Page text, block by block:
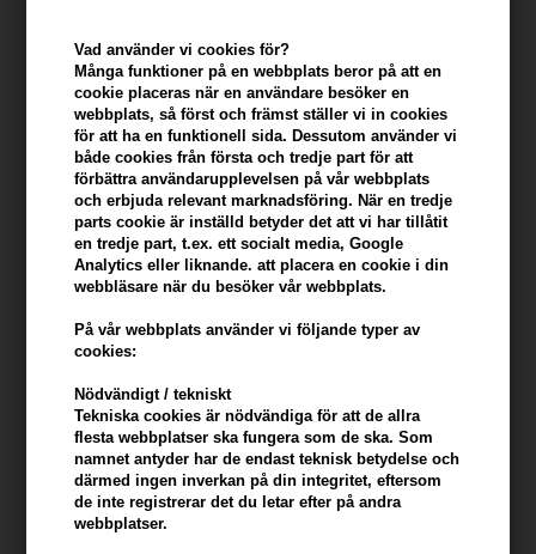
Vad använder vi cookies för?
Många funktioner på en webbplats beror på att en
cookie placeras när en användare besöker en
webbplats, så först och främst ställer vi in ​​cookies
för att ha en funktionell sida. Dessutom använder vi
både cookies från första och tredje part för att
förbättra användarupplevelsen på vår webbplats
och erbjuda relevant marknadsföring. När en tredje
parts cookie är inställd betyder det att vi har tillåtit
en tredje part, t.ex. ett socialt media, Google
Analytics eller liknande. att placera en cookie i din
webbläsare när du besöker vår webbplats.
På vår webbplats använder vi följande typer av
cookies:
Nödvändigt / tekniskt
Tekniska cookies är nödvändiga för att de allra
flesta webbplatser ska fungera som de ska. Som
namnet antyder har de endast teknisk betydelse och
därmed ingen inverkan på din integritet, eftersom
de inte registrerar det du letar efter på andra
webbplatser.
Du tjänar 12 Bonuskronor på köp av denna artikel -
konto
KÖP FÖR YTTERLIGARE 499,00 SEK OCH FÅ FRI FRAKT
Beskrivning Recensioner Tillverkare
Björk TÄMJA Flyaway Tamer är en smidig gelprodukt med borste
som snabbt tämjer flygiga småhår och babyhår. Perfekt för släta
necessären för både vardag och fest.
Egenskaper
- Tämjer småhår och babyhår med precision
- Lätt gelformula som inte klibbar
- Perfekt för släta, uppsatta frisyrer
- Praktisk borste för enkel applicering
- Idealisk för touch-ups under dagen